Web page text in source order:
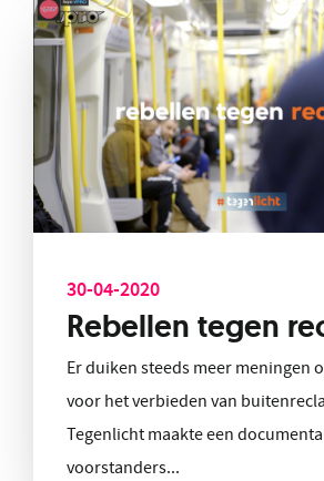
30-04-2020
Rebellen tegen
Er duiken steeds meer meningen
voor het verbieden van
Tegenlicht maakte een
voorstanders...